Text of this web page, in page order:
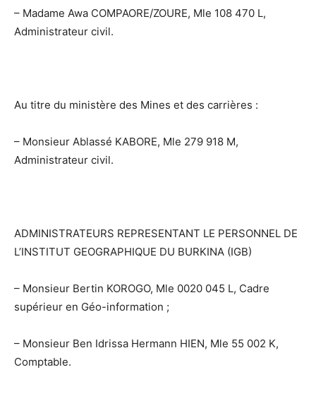
– Madame Awa COMPAORE/ZOURE, Mle 108 470 L,
Administrateur civil.
Au titre du ministère des Mines et des carrières :
– Monsieur Ablassé KABORE, Mle 279 918 M,
Administrateur civil.
ADMINISTRATEURS REPRESENTANT LE PERSONNEL DE
L’INSTITUT GEOGRAPHIQUE DU BURKINA (IGB)
– Monsieur Bertin KOROGO, Mle 0020 045 L, Cadre
supérieur en Géo-information ;
– Monsieur Ben Idrissa Hermann HIEN, Mle 55 002 K,
Comptable.